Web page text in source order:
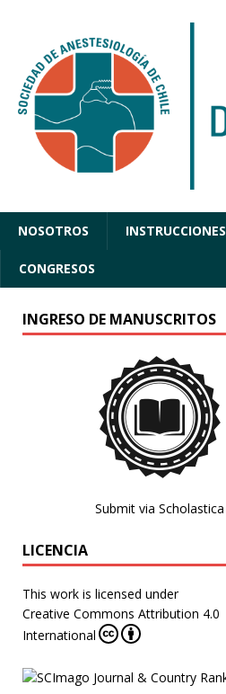
NOSOTROS INSTRUCCIONES
CONGRESOS
INGRESO DE MANUSCRITOS
Submit via Scholastica
LICENCIA
This work is licensed under
Creative Commons Attribution 4.0
International